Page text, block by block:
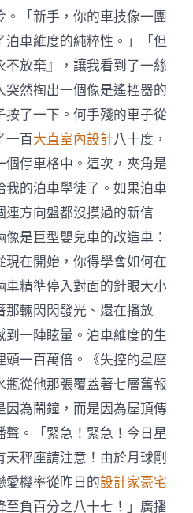
「新手，你的車技像一團
泊車維度的純粹性。」「但
放棄』，讓我看到了一絲
然掏出一個像是遙控器的
了一下。何手殘的車子從
一百大直室內設計八十度，
停車格中。這次，夾角是
的泊車學徒了。如果泊車
方向盤都沒摸過的新信
是巨型嬰兒車的改造車：
現在開始，你得學會如何在
車精準停入對面的針眼大小
那輛閃閃發光、還在播放
到一陣眩暈。泊車維度的生
一百萬倍。《失控的星座
從他那張覆蓋著七層舊報
為鬧鐘，而是因為屋頂傳
。「緊急！緊急！今日星
秤座請注意！由於月球剛
愛機率從昨日的設計家豪宅
負百分之八十七！」廣播